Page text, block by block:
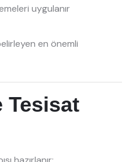
uygulanır
en önemli
Tesisat